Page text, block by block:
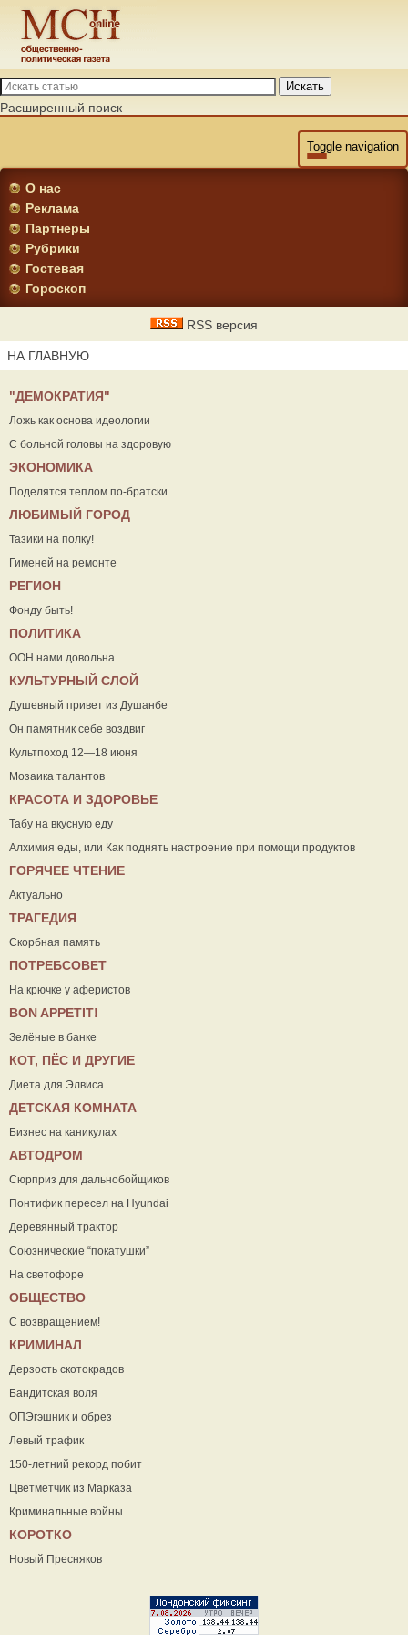
Искать
Расширенный поиск
Toggle navigation
О нас
Реклама
Партнеры
Рубрики
Гостевая
Гороскоп
RSS версия
НА ГЛАВНУЮ
"ДЕМОКРАТИЯ"
Ложь как основа идеологии
С больной головы на здоровую
ЭКОНОМИКА
Поделятся теплом по-братски
ЛЮБИМЫЙ ГОРОД
Тазики на полку!
Гименей на ремонте
РЕГИОН
Фонду быть!
ПОЛИТИКА
ООН нами довольна
КУЛЬТУРНЫЙ СЛОЙ
Душевный привет из Душанбе
Он памятник себе воздвиг
Культпоход 12—18 июня
Мозаика талантов
КРАСОТА И ЗДОРОВЬЕ
Табу на вкусную еду
Алхимия еды, или Как поднять настроение при помощи продуктов
ГОРЯЧЕЕ ЧТЕНИЕ
Актуально
ТРАГЕДИЯ
Скорбная память
ПОТРЕБСОВЕТ
На крючке у аферистов
ВON APPETIT!
Зелёные в банке
КОТ, ПЁС И ДРУГИЕ
Диета для Элвиса
ДЕТСКАЯ КОМНАТА
Бизнес на каникулах
АВТОДРОМ
Сюрприз для дальнобойщиков
Понтифик пересел на Hyundai
Деревянный трактор
Союзнические “покатушки”
На светофоре
ОБЩЕСТВО
С возвращением!
КРИМИНАЛ
Дерзость скотокрадов
Бандитская воля
ОПЭгэшник и обрез
Левый трафик
150-летний рекорд побит
Цветметчик из Марказа
Криминальные войны
КОРОТКО
Новый Пресняков